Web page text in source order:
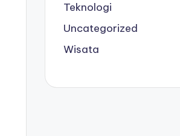
Teknologi
Uncategorized
Wisata